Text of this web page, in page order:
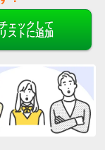
ェックして
リストに追加